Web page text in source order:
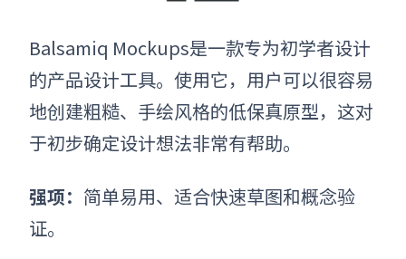
Balsamiq Mockups是一款专为初学者设计
的产品设计工具。使用它，用户可以很容易
地创建粗糙、手绘风格的低保真原型，这对
于初步确定设计想法非常有帮助。
强项： 简单易用、适合快速草图和概念验
证。